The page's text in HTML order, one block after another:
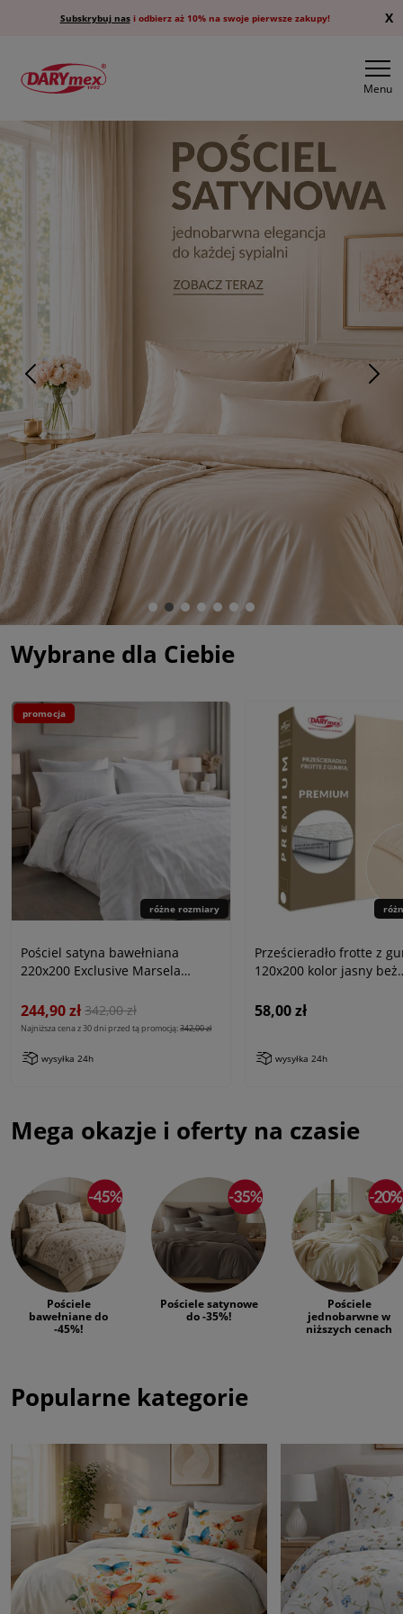
Subskrybuj nasi odbierz aż 10% na swoje pierwsze zakupy! X
Menu
Wybrane dla Ciebie
różne rozmiary
Pościel satyna bawełniana
220x200 Exclusive Marsela
244,90 zł 342,00 zł
Najniższa cena z 30 dni przed tą promocją:342,00 zł
wysyłka 24h
promocja
Prześcieradło frotte z
120x200 kolor jasny beż
58,00 zł
wysyłka 24h
Mega okazje i oferty na czasie
Pościele
bawełniane do
-45%!
Pościele satynowe
do -35%!
Pościele
jednobarwne w
niższych cenach
Popularne kategorie